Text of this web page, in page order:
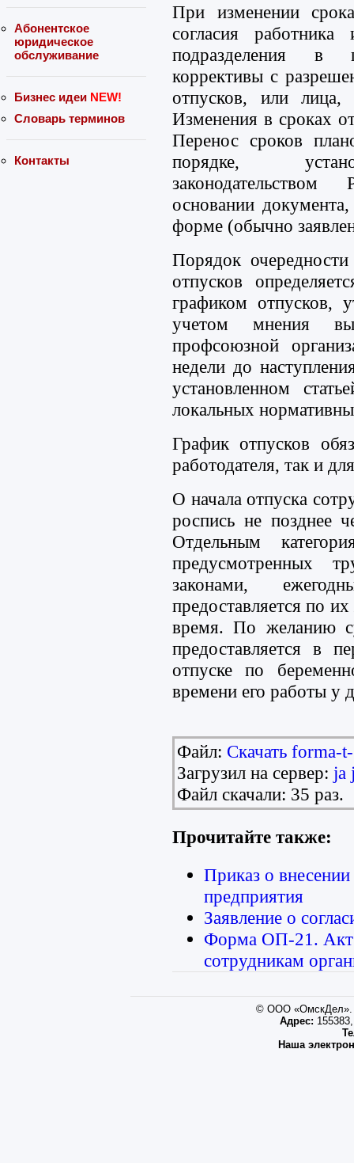
Абонентское
юридическое
обслуживание
Бизнес идеи NEW!
Словарь терминов
Контакты
При изменении
согласия работника
подразделения в
коррективы с
отпусков, или
Изменения в сроках
Перенос сроков
порядке,
основании
форме (обычно
Порядок
отпусков
графиком отпусков,
учетом мнения
профсоюзной
недели до
установленном
локальных
График отпусков
работодателя, так и
О начала отпуска
роспись не позднее
Отдельным
предусмотренных
законами,
предоставляется по
время. По желанию
предоставляется в
отпуске по
времени его работы у
Файл: Скачать forma-
Загрузил на сервер: ja
Файл скачали: 35 раз.
Прочитайте также:
Приказ о
предприятия
Заявление о
Форма ОП-21. Акт
сотрудникам
© ООО «ОмскДел».
Адрес:
Наша